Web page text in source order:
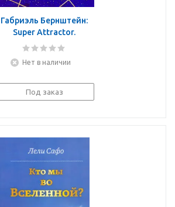
Габриэль Бернштейн:
Super Attractor.
Суперсила притяжения.
которой вы не смели
Нет в наличии
Под заказ